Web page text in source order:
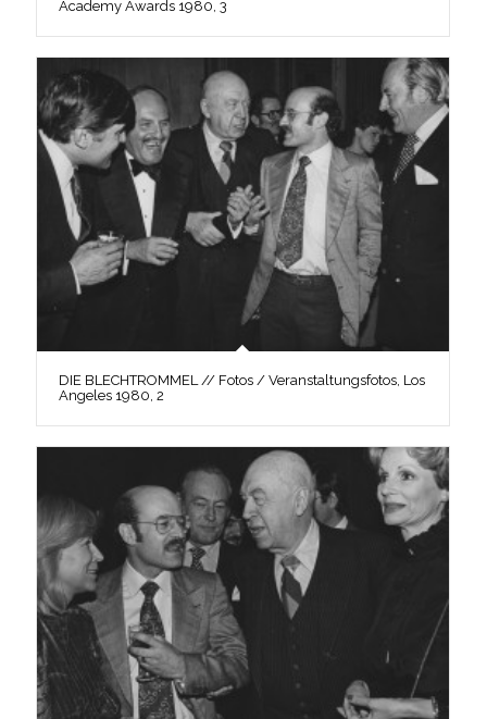
Academy Awards 1980, 3
DIE BLECHTROMMEL // Fotos / Veranstaltungsfotos, Los
Angeles 1980, 2